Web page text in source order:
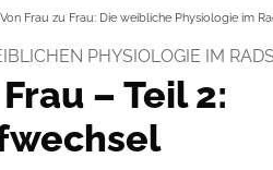
Von Frau zu Frau: Die weibliche Physiologie im
PHYSIOLOGIE IM
– Teil 2: